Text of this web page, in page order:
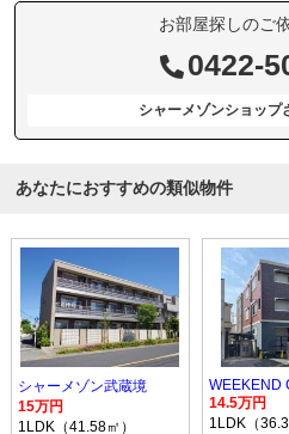
お部屋探しのご
0422-
シャーメゾンショップ
あなたにおすすめの類似物件
シャーメゾン武蔵境
15万円
1LDK（41.58㎡）
WEEKEND
14.5万円
1LDK（